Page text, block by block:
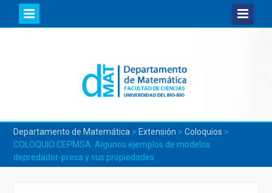
Departamento de Matemática > Extensión > Coloquios >
COLOQUIO CEPMSA: Algunos ejemplos de modelos
depredador-presa y sus propiedades